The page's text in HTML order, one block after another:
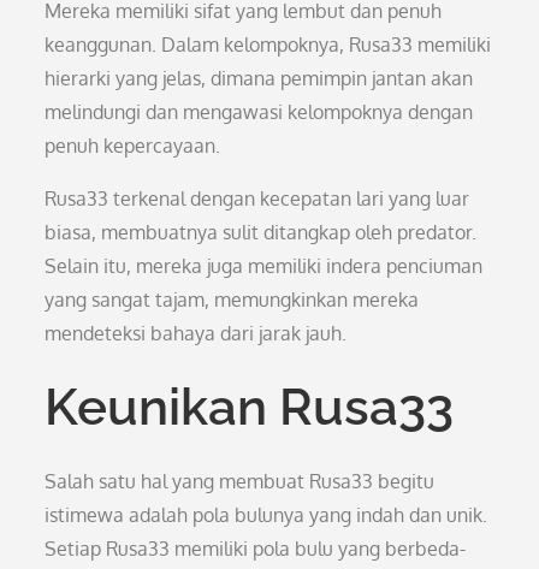
Mereka memiliki sifat yang lembut dan penuh
keanggunan. Dalam kelompoknya, Rusa33 memiliki
hierarki yang jelas, dimana pemimpin jantan akan
melindungi dan mengawasi kelompoknya dengan
penuh kepercayaan.
Rusa33 terkenal dengan kecepatan lari yang luar
biasa, membuatnya sulit ditangkap oleh predator.
Selain itu, mereka juga memiliki indera penciuman
yang sangat tajam, memungkinkan mereka
mendeteksi bahaya dari jarak jauh.
Keunikan Rusa33
Salah satu hal yang membuat Rusa33 begitu
istimewa adalah pola bulunya yang indah dan unik.
Setiap Rusa33 memiliki pola bulu yang berbeda-